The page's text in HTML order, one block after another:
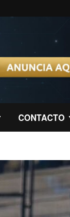
CONTACTO